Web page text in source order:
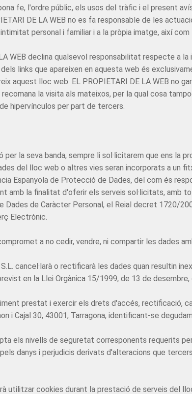
fe, l'ordre públic, els usos del tràfic i el present
DE LA WEB no es fa responsable de les
personal i familiar i a la pròpia imatge, així
WEB declina qualsevol responsabilitat respecte a
links que apareixen en aquesta web és
aquest lloc web. EL PROPIETARI DE LA WEB no
la visita als mateixos, per la qual cosa
hipervínculos per part de tercers.
per la seva banda, sempre li sol·licitarem que ens
del lloc web o altres vies seran incorporats a un
Espanyola de Protecció de Dades, del com és
amb la finalitat d'oferir els serveis sol·licitats, amb
Dades de Caràcter Personal, el Reial decret 1720/
Electrònic.
a no cedir, vendre, ni compartir les dades
S.L. cancel·larà o rectificarà les dades quan resultin
en la Llei Orgànica 15/1999, de 13 de
prestat i exercir els drets d'accés, rectificació,
i Cajal 30, 43001, Tarragona, identificant-se
els nivells de seguretat corresponents requerits
danys i perjudicis derivats d'alteracions que
utilitzar cookies durant la prestació de serveis